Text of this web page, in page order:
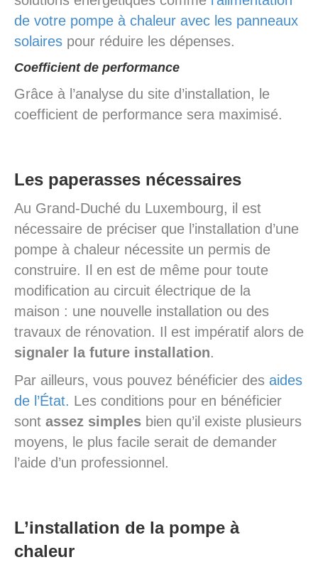
de votre pompe à chaleur avec les panneaux
solaires pour réduire les dépenses.
Coefficient de performance
Grâce à l’analyse du site d’installation, le
coefficient de performance sera maximisé.
Les paperasses nécessaires
Au Grand-Duché du Luxembourg, il est
nécessaire de préciser que l’installation d’une
pompe à chaleur nécessite un permis de
construire. Il en est de même pour toute
modification au circuit électrique de la
maison : une nouvelle installation ou des
travaux de rénovation. Il est impératif alors de
signaler la future installation.
Par ailleurs, vous pouvez bénéficier des aides
de l’État. Les conditions pour en bénéficier
sont assez simples bien qu’il existe plusieurs
moyens, le plus facile serait de demander
l’aide d’un professionnel.
L’installation de la pompe à
chaleur